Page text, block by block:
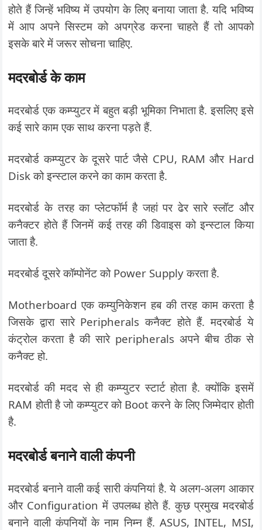
होते हैं जिन्हें भविष्य में उपयोग के लिए बनाया जाता है. यदि भविष्य
में आप अपने सिस्टम को अपग्रेड करना चाहते हैं तो आपको
इसके बारे में जरूर सोचना चाहिए.
मदरबोर्ड के काम
मदरबोर्ड एक कम्प्युटर में बहुत बड़ी भूमिका निभाता है. इसलिए इसे
कई सारे काम एक साथ करना पड़ते हैं.
मदरबोर्ड कम्प्युटर के दूसरे पार्ट जैसे CPU, RAM और Hard
Disk को इन्स्टाल करने का काम करता है.
मदरबोर्ड के तरह का प्लेटफॉर्म है जहां पर ढेर सारे स्लॉट और
कनैक्टर होते हैं जिनमें कई तरह की डिवाइस को इन्स्टाल किया
जाता है.
मदरबोर्ड दूसरे कॉम्पोनेंट को Power Supply करता है.
Motherboard एक कम्युनिकेशन हब की तरह काम करता है
जिसके द्वारा सारे Peripherals कनैक्ट होते हैं. मदरबोर्ड ये
कंट्रोल करता है की सारे peripherals अपने बीच ठीक से
कनैक्ट हो.
मदरबोर्ड की मदद से ही कम्प्युटर स्टार्ट होता है. क्योंकि इसमें
RAM होती है जो कम्प्युटर को Boot करने के लिए जिम्मेदार होती
है.
मदरबोर्ड बनाने वाली कंपनी
मदरबोर्ड बनाने वाली कई सारी कंपनियां है. ये अलग-अलग आकार
और Configuration में उपलब्ध होते हैं. कुछ प्रमुख मदरबोर्ड
बनाने वाली कंपनियों के नाम निम्न हैं. ASUS, INTEL, MSI,